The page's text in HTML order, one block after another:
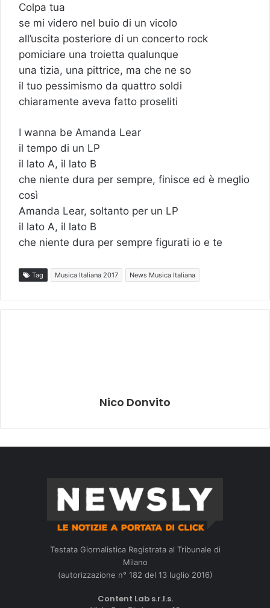
Colpa tua
se mi videro nel buio di un vicolo
all’uscita posteriore di un concerto rock
pomiciare una troietta qualunque
una tizia, una pittrice, ma che ne so
il tuo pessimismo da quattro soldi
chiaramente aveva fatto proseliti
I wanna be Amanda Lear
il tempo di un LP
il lato A, il lato B
che niente dura per sempre, finisce ed è meglio
così
Amanda Lear, soltanto per un LP
il lato A, il lato B
che niente dura per sempre figurati io e te
Tag Musica Italiana 2017 News Musica Italiana
Nico Donvito
Testata Giornalistica Registrata al Tribunale di
Milano
(autorizzazione n° 182 del 13 luglio 2016)
Content Lab s.r.l.s.